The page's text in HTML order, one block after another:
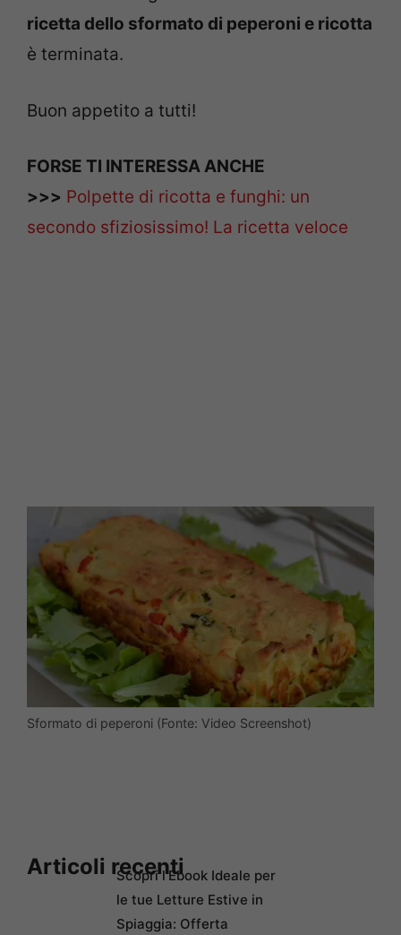
ricetta dello sformato di peperoni e ricotta
è terminata.
Buon appetito a tutti!
FORSE TI INTERESSA ANCHE
>>> Polpette di ricotta e funghi: un
secondo sfiziosissimo! La ricetta veloce
Sformato di peperoni (Fonte: Video Screenshot)
Articoli recentiScopri l’Ebook Ideale per
le tue Letture Estive in
Spiaggia: Offerta